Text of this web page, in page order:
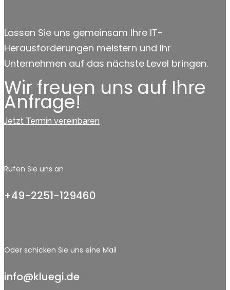
Lassen Sie uns gemeinsam Ihre IT-
Herausforderungen meistern und Ihr
Unternehmen auf das nächste Level bringen.
Wir freuen uns auf Ihre
Anfrage!
Jetzt Termin vereinbaren
Rufen Sie uns an
+49-2251-129460
Oder schicken Sie uns eine Mail
info@kluegi.de